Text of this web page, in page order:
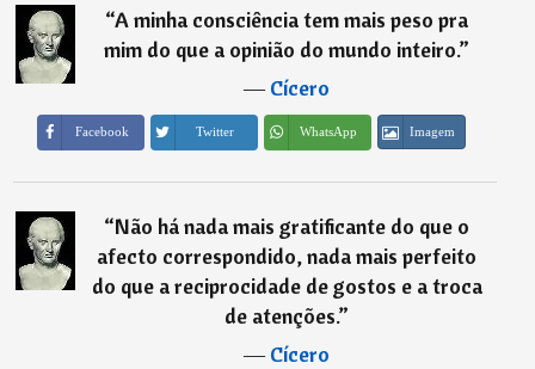
“A minha consciência tem mais peso pra
mim do que a opinião do mundo inteiro.”
―Cícero
Facebook Twitter WhatsApp Imagem
“Não há nada mais gratificante do que o
afecto correspondido, nada mais perfeito
do que a reciprocidade de gostos e a troca
de atenções.”
―Cícero